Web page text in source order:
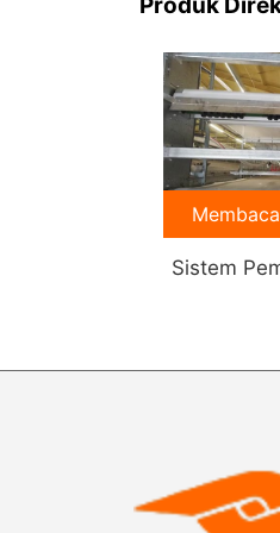
Produk
Sistem
Membaca